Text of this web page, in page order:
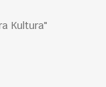
Kultura"